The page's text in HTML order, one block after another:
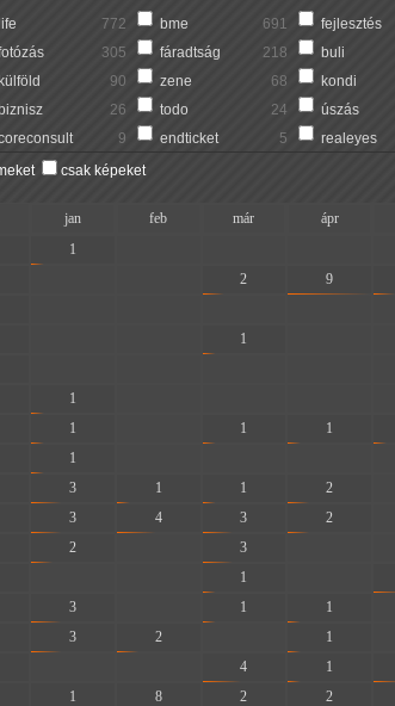
life 772 bme 691 fejlesztés
305 fáradtság 218 buli
külföld 90 zene 68 kondi
biznisz 26 todo 24 úszás
9 endticket 5 realeyes
csak képeket
jan feb már ápr
1
2 9
1
1
1 1 1
1
3 1 1 2
3 4 3 2
2 3
1
3 1 1
3 2 1
4 1
1 8 2 2